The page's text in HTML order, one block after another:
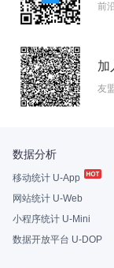
前
加
友
数据分析
移动统计 U-App
网站统计 U-Web
小程序统计 U-Mini
数据开放平台 U-DOP